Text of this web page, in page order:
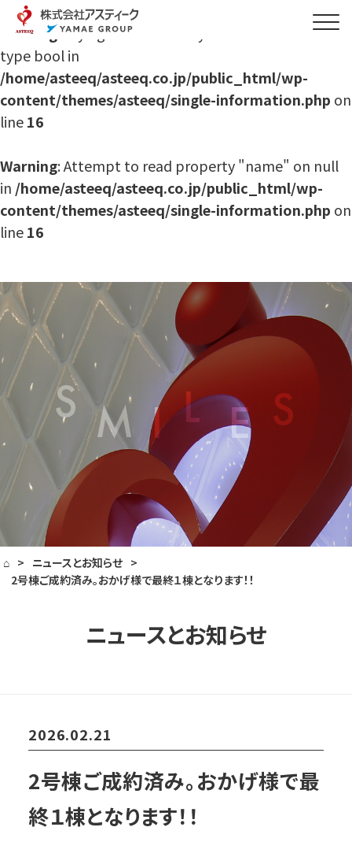
Warning: Trying to access array offset on value of
type bool in
/home/asteeq/asteeq.co.jp/public_html/wp-
content/themes/asteeq/single-information.php on
line16
Warning: Attempt to read property "name" on null
in /home/asteeq/asteeq.co.jp/public_html/wp-
content/themes/asteeq/single-information.php on
line16
⌂ > ニュースとお知らせ >
2号棟ご成約済み。おかげ様で最終１棟となります！！
ニュースとお知らせ
2026.02.21
2号棟ご成約済み。おかげ様で最
終１棟となります！！